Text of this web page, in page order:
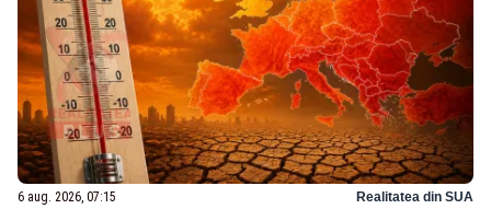
6 aug. 2026, 07:15 Realitatea din SUA